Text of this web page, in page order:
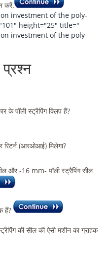
करें.
investment of the poly-
height="25" title="
investment of the poly-
के पॉली स्ट्रैपिंग क्लिप हैं?
रिटर्न (आरओआई) मिलेगा?
और -16 mm- पॉली स्ट्रैपिंग सील
हैं?
की सील की ऐसी मशीन का ग्राहक